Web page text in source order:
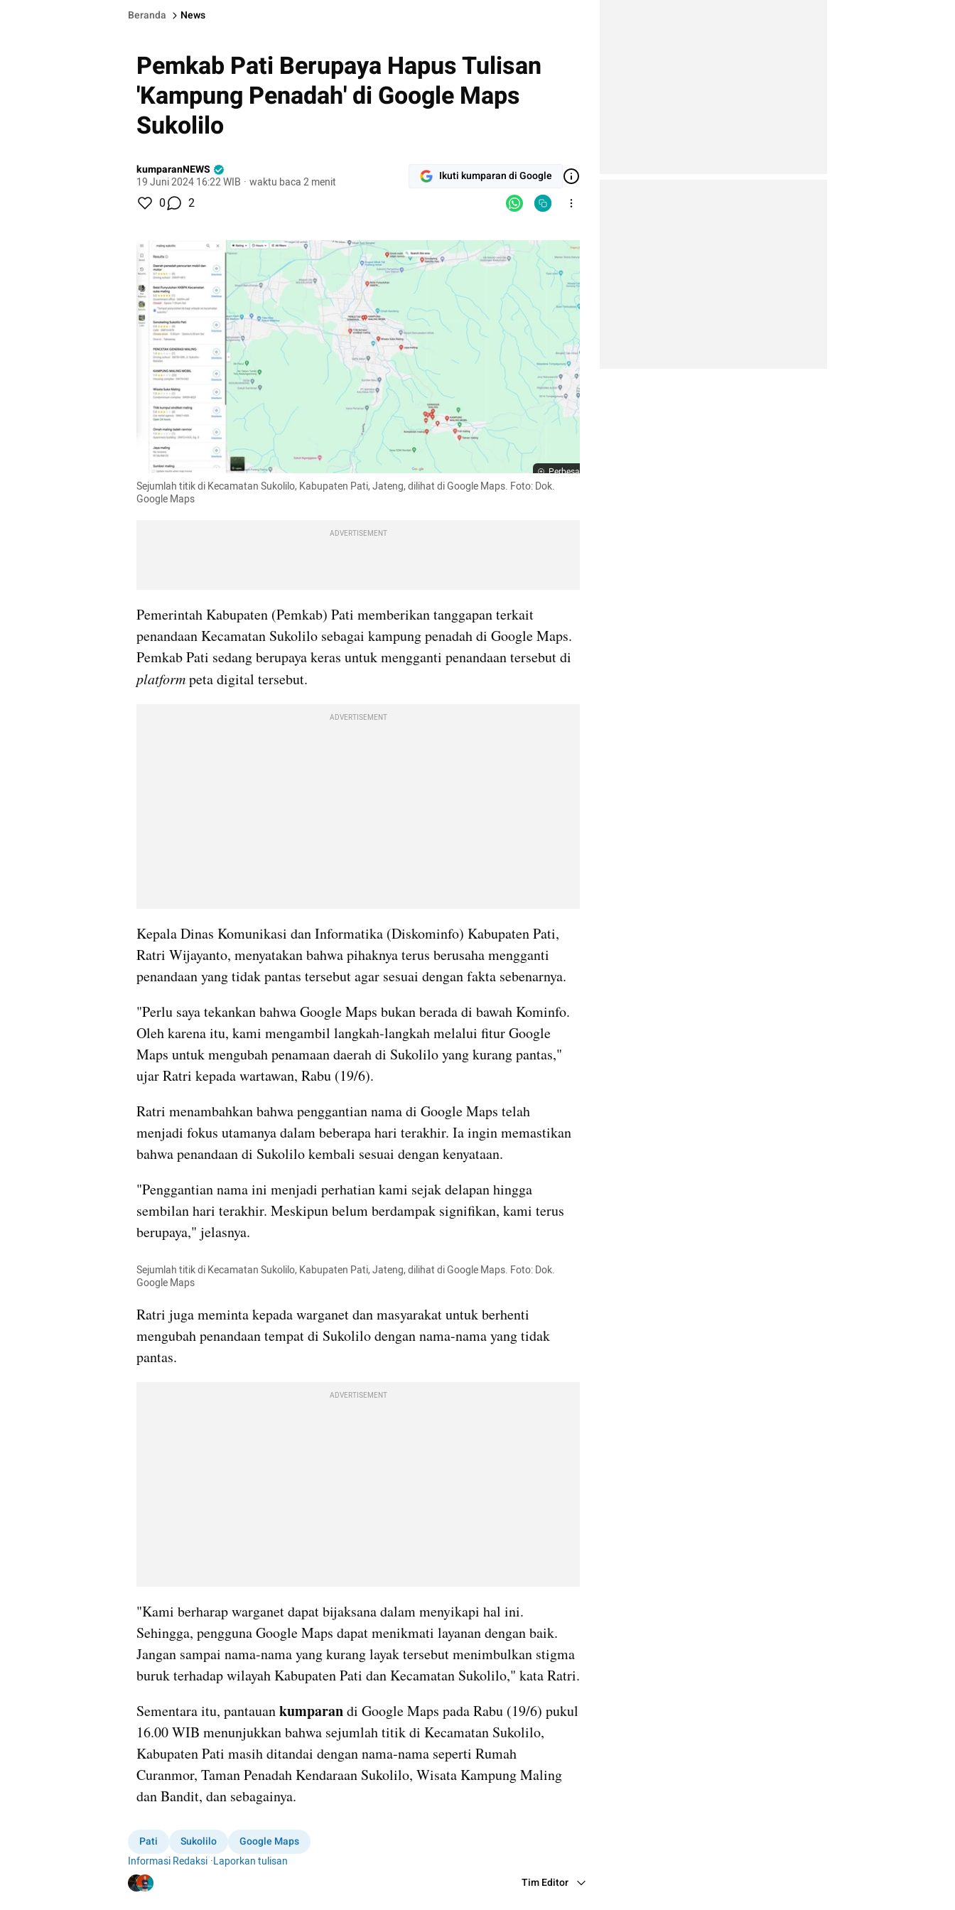
Beranda News
Pemkab Pati Berupaya Hapus Tulisan
'Kampung Penadah' di Google Maps
Sukolilo
kumparanNEWS
19 Juni 2024 16:22 WIB · waktu baca 2 menit Ikuti kumparan di Google
0 2
Perbesar
Sejumlah titik di Kecamatan Sukolilo, Kabupaten Pati, Jateng, dilihat di Google Maps. Foto: Dok.
Google Maps
ADVERTISEMENT
Pemerintah Kabupaten (Pemkab) Pati memberikan tanggapan terkait
penandaan Kecamatan Sukolilo sebagai kampung penadah di Google Maps.
platform peta digital tersebut.
ADVERTISEMENT
Kepala Dinas Komunikasi dan Informatika (Diskominfo) Kabupaten Pati,
Ratri Wijayanto, menyatakan bahwa pihaknya terus berusaha mengganti
penandaan yang tidak pantas tersebut agar sesuai dengan fakta sebenarnya.
"Perlu saya tekankan bahwa Google Maps bukan berada di bawah Kominfo.
Oleh karena itu, kami mengambil langkah-langkah melalui fitur Google
Maps untuk mengubah penamaan daerah di Sukolilo yang kurang pantas,"
ujar Ratri kepada wartawan, Rabu (19/6).
Ratri menambahkan bahwa penggantian nama di Google Maps telah
menjadi fokus utamanya dalam beberapa hari terakhir. Ia ingin memastikan
bahwa penandaan di Sukolilo kembali sesuai dengan kenyataan.
"Penggantian nama ini menjadi perhatian kami sejak delapan hingga
sembilan hari terakhir. Meskipun belum berdampak signifikan, kami terus
berupaya," jelasnya.
Sejumlah titik di Kecamatan Sukolilo, Kabupaten Pati, Jateng, dilihat di Google Maps. Foto: Dok.
Google Maps
Ratri juga meminta kepada warganet dan masyarakat untuk berhenti
mengubah penandaan tempat di Sukolilo dengan nama-nama yang tidak
pantas.
ADVERTISEMENT
"Kami berharap warganet dapat bijaksana dalam menyikapi hal ini.
Sehingga, pengguna Google Maps dapat menikmati layanan dengan baik.
Jangan sampai nama-nama yang kurang layak tersebut menimbulkan stigma
buruk terhadap wilayah Kabupaten Pati dan Kecamatan Sukolilo," kata Ratri.
Sementara itu, pantauan kumparan di Google Maps pada Rabu (19/6) pukul
16.00 WIB menunjukkan bahwa sejumlah titik di Kecamatan Sukolilo,
Kabupaten Pati masih ditandai dengan nama-nama seperti Rumah
Curanmor, Taman Penadah Kendaraan Sukolilo, Wisata Kampung Maling
dan Bandit, dan sebagainya.
Pati Sukolilo
Google Maps
Informasi Redaksi ·Laporkan tulisan
Tim Editor